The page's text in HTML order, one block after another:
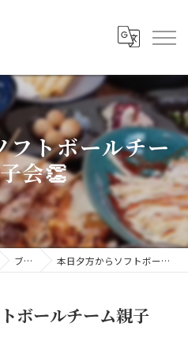
フトボールチー
会👏
ブログ 本日夕方からソフトボールチーム親子会👏
ボールチーム親子